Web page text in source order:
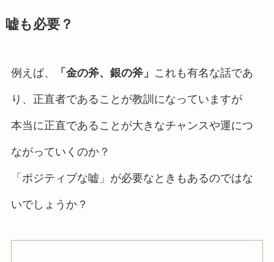
嘘も必要？
例えば、 「金の斧、銀の斧」 これも有名な話であ
り、正直者であることが教訓になっていますが
本当に正直であることが大きなチャンスや運につ
ながっていくのか？
「ポジティブな嘘」が必要なときもあるのではな
いでしょうか？